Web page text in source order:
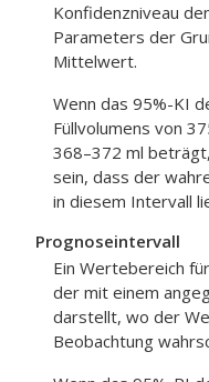
Konfidenzniveau
Parameters der
Mittelwert.
Wenn das 95%-KI
Füllvolumens von
368–372 ml
sein, dass der
in diesem Intervall
Prognoseintervall
Ein Wertebereich
der mit einem
darstellt, wo der
Beobachtung